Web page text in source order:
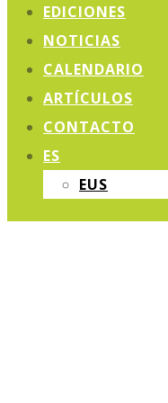
EDICIONES
NOTICIAS
CALENDARIO
ARTÍCULOS
CONTACTO
ES
EUS